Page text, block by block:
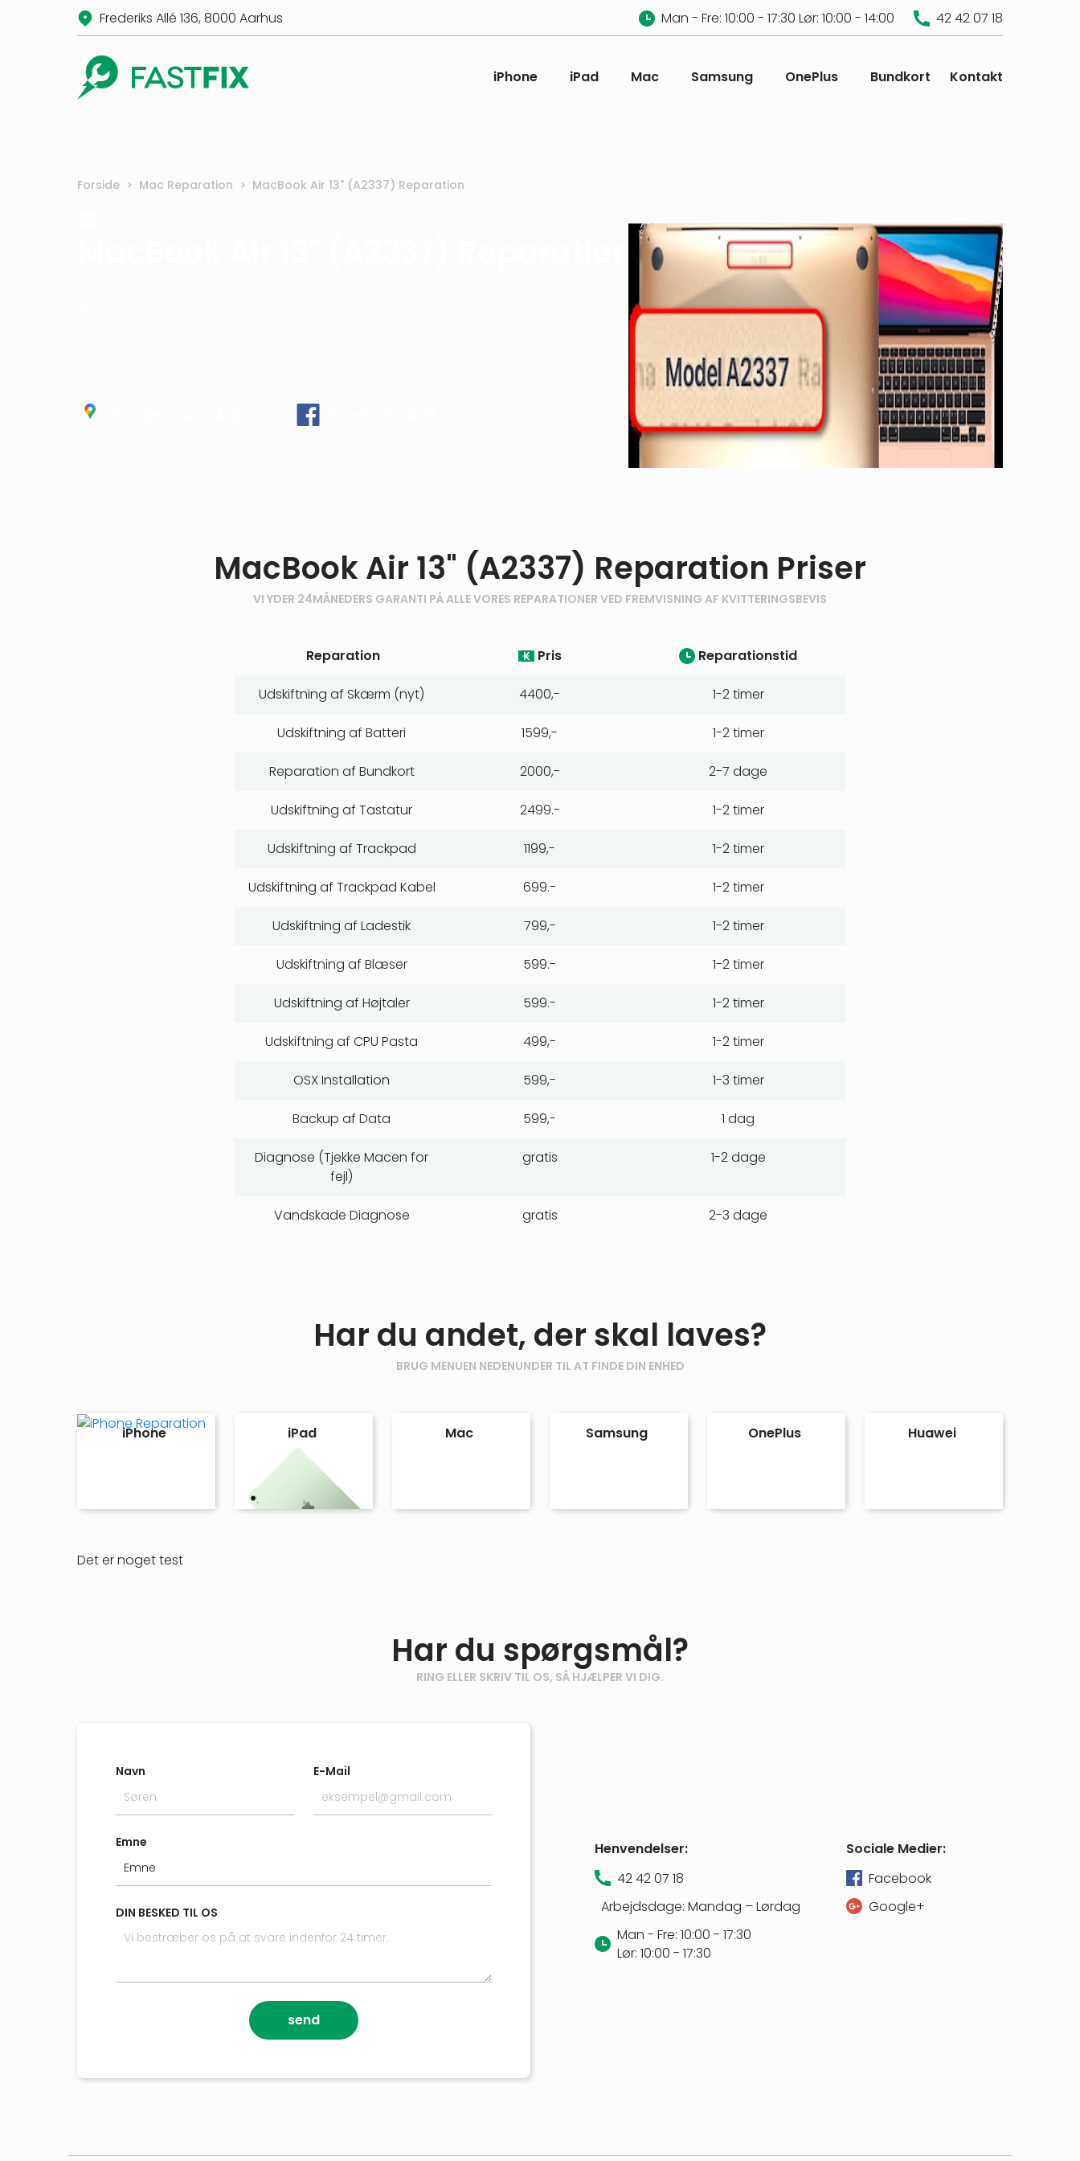
Frederiks Allé 136, 8000 Aarhus Man - Fre: 10:00 - 17:30 Lør: 10:00 - 14:00 42 42 07 18
iPhone iPad Mac Samsung OnePlus Bundkort Kontakt
Forside > Mac Reparation > MacBook Air 13" (A2337) Reparation
MacBook Air 13" (A2337) Reparation Priser
VI YDER 24MÅNEDERS GARANTI PÅ ALLE VORES REPARATIONER VED FREMVISNING AF KVITTERINGSBEVIS
Reparation Pris Reparationstid
Udskiftning af Skærm (nyt) 4400,- 1-2 timer
Udskiftning af Batteri 1599,- 1-2 timer
Reparation af Bundkort 2000,- 2-7 dage
Udskiftning af Tastatur 2499.- 1-2 timer
Udskiftning af Trackpad 1199,- 1-2 timer
Udskiftning af Trackpad Kabel 699.- 1-2 timer
Udskiftning af Ladestik 799,- 1-2 timer
Udskiftning af Blæser 599.- 1-2 timer
Udskiftning af Højtaler 599.- 1-2 timer
Udskiftning af CPU Pasta 499,- 1-2 timer
OSX Installation 599,- 1-3 timer
Backup af Data 599,- 1 dag
Diagnose (Tjekke Macen for
fejl)
gratis 1-2 dage
Vandskade Diagnose gratis 2-3 dage
Har du andet, der skal laves?
BRUG MENUEN NEDENUNDER TIL AT FINDE DIN ENHED
iPhone iPad Mac Samsung OnePlus Huawei
Det er noget test
Har du spørgsmål?
RING ELLER SKRIV TIL OS, SÅ HJÆLPER VI DIG.
Navn E-Mail
Emne
DIN BESKED TIL OS
send
Henvendelser:
42 42 07 18
Arbejdsdage: Mandag – Lørdag
Man - Fre: 10:00 - 17:30
Lør: 10:00 - 17:30
Sociale Medier:
Facebook
Google+